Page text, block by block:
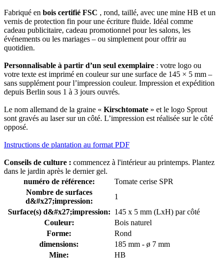
Fabriqué en bois certifié FSC , rond, taillé, avec une mine HB et un
vernis de protection fin pour une écriture fluide. Idéal comme
cadeau publicitaire, cadeau promotionnel pour les salons, les
événements ou les mariages – ou simplement pour offrir au
quotidien.
Personnalisable à partir d’un seul exemplaire : votre logo ou
votre texte est imprimé en couleur sur une surface de 145 × 5 mm –
sans supplément pour l’impression couleur. Impression et expédition
depuis Berlin sous 1 à 3 jours ouvrés.
Le nom allemand de la graine « Kirschtomate » et le logo Sprout
sont gravés au laser sur un côté. L’impression est réalisée sur le côté
opposé.
Instructions de plantation au format PDF
Conseils de culture : commencez à l'intérieur au printemps. Plantez
dans le jardin après le dernier gel.
numéro de référence:
Tomate cerise SPR
Nombre de surfaces
d&#x27;impression:
1
Surface(s) d&#x27;impression: 145 x 5 mm (LxH) par côté
Couleur:
Bois naturel
Forme:
Rond
dimensions:
185 mm - ø 7 mm
Mine:
HB